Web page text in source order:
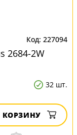
227094
2684-2W
32 шт.
КОРЗИНУ